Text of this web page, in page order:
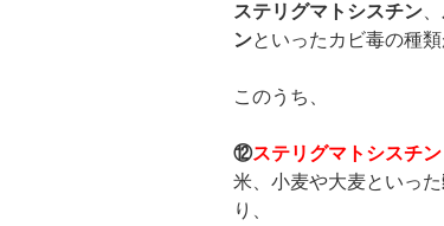
ステリグマトシスチン
ンといったカビ毒の種
このうち、
⑫ステリグマトシスチン
米、小麦や大麦といった
り、